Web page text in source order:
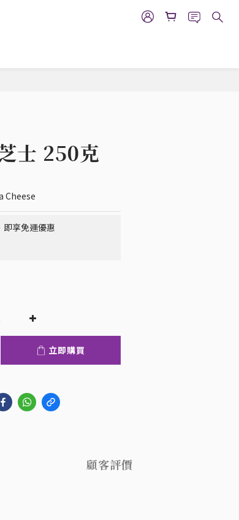
士 250克
Cheese
即享免運優惠
立即購買
顧客評價